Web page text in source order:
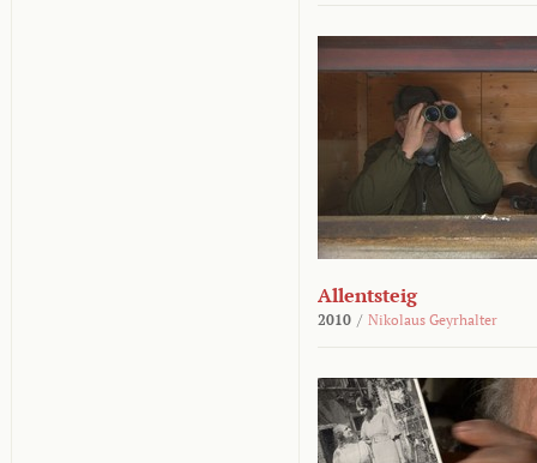
Allentsteig
2010 / Nikolaus Geyrhalter